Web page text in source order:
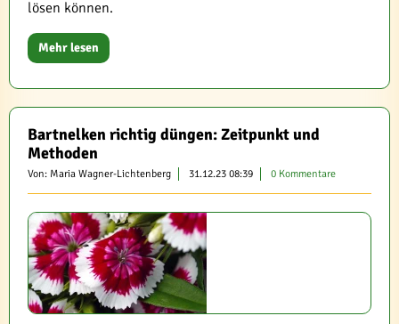
lösen können.
Mehr lesen
Bartnelken richtig düngen: Zeitpunkt und
Methoden
Von: Maria Wagner-Lichtenberg 31.12.23 08:39 0 Kommentare